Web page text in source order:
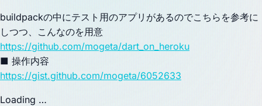
buildpackの中にテスト用のアプリがあるのでこちらを参考に
しつつ、こんなのを用意
https://github.com/mogeta/dart_on_heroku
■ 操作内容
https://gist.github.com/mogeta/6052633
Loading …